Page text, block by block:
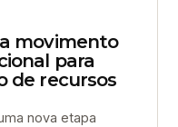
movimento
para
de recursos
nova etapa